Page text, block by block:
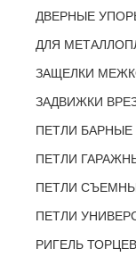
ДВЕРНЫЕ
ДЛЯ
ЗАЩЕЛКИ
ЗАДВИЖКИ
ПЕТЛИ БАРНЫЕ
ПЕТЛИ
ПЕТЛИ
ПЕТЛИ
РИГЕЛЬ